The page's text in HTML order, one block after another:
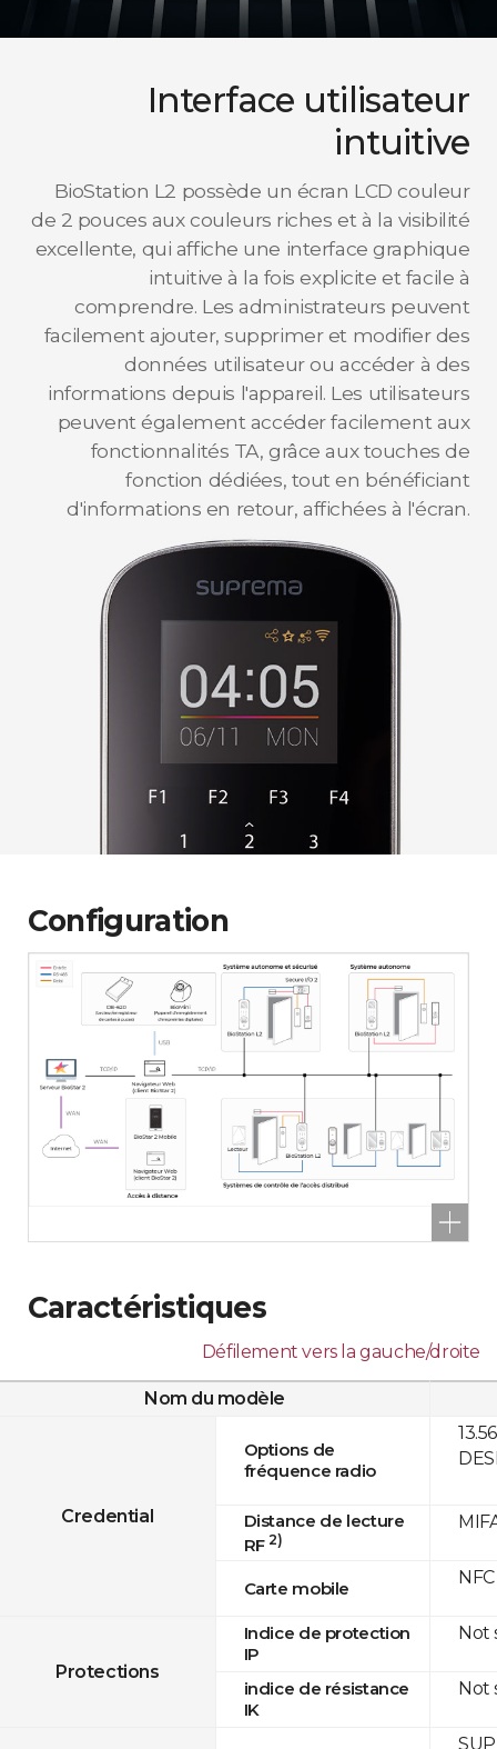
Interface utilisateur
intuitive
BioStation L2 possède un écran LCD couleur
de 2 pouces aux couleurs riches et à la visibilité
excellente, qui affiche une interface graphique
intuitive à la fois explicite et facile à
comprendre. Les administrateurs peuvent
facilement ajouter, supprimer et modifier des
données utilisateur ou accéder à des
informations depuis l'appareil. Les utilisateurs
peuvent également accéder facilement aux
fonctionnalités TA, grâce aux touches de
fonction dédiées, tout en bénéficiant
d'informations en retour, affichées à l'écran.
Configuration
Caractéristiques
Défilement vers la gauche/droite
Nom du modèle
Credential
Options de
fréquence radio
Distance de lecture
RF 2)
Carte mobile
Protections
Indice de protection
IP
indice de résistance
IK
NFC
Not
Not